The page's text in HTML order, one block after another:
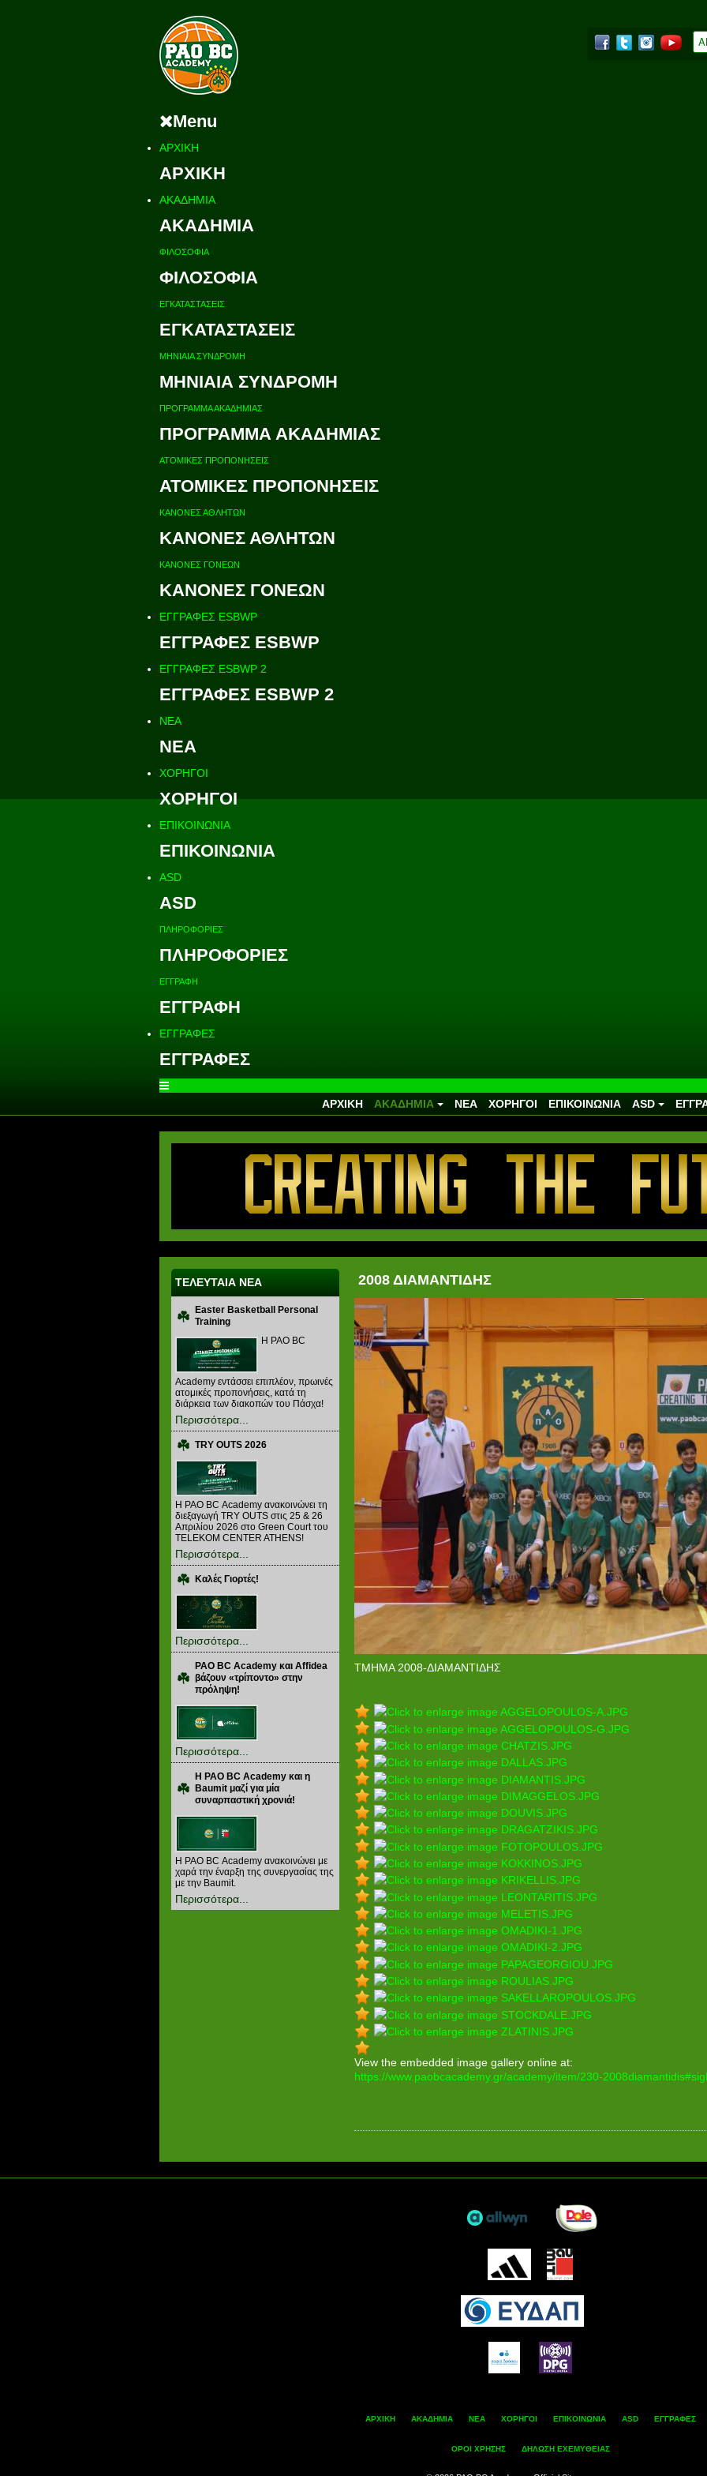
Menu
ΑΡΧΙΚΗ
ΑΡΧΙΚΗ
ΑΚΑΔΗΜΙΑ
ΑΚΑΔΗΜΙΑ
ΦΙΛΟΣΟΦΙΑ
ΦΙΛΟΣΟΦΙΑ
ΕΓΚΑΤΑΣΤΑΣΕΙΣ
ΕΓΚΑΤΑΣΤΑΣΕΙΣ
ΜΗΝΙΑΙΑ ΣΥΝΔΡΟΜΗ
ΜΗΝΙΑΙΑ ΣΥΝΔΡΟΜΗ
ΠΡΟΓΡΑΜΜΑ ΑΚΑΔΗΜΙΑΣ
ΠΡΟΓΡΑΜΜΑ ΑΚΑΔΗΜΙΑΣ
ΑΤΟΜΙΚΕΣ ΠΡΟΠΟΝΗΣΕΙΣ
ΑΤΟΜΙΚΕΣ ΠΡΟΠΟΝΗΣΕΙΣ
ΚΑΝΟΝΕΣ ΑΘΛΗΤΩΝ
ΚΑΝΟΝΕΣ ΑΘΛΗΤΩΝ
ΚΑΝΟΝΕΣ ΓΟΝΕΩΝ
ΚΑΝΟΝΕΣ ΓΟΝΕΩΝ
ΕΓΓΡΑΦΕΣ ESBWP
ΕΓΓΡΑΦΕΣ ESBWP
ΕΓΓΡΑΦΕΣ ESBWP 2
ΕΓΓΡΑΦΕΣ ESBWP 2
ΝΕΑ
ΝΕΑ
ΧΟΡΗΓΟΙ
ΧΟΡΗΓΟΙ
ΕΠΙΚΟΙΝΩΝΙΑ
ΕΠΙΚΟΙΝΩΝΙΑ
ASD
ASD
ΠΛΗΡΟΦΟΡΙΕΣ
ΠΛΗΡΟΦΟΡΙΕΣ
ΕΓΓΡΑΦΗ
ΕΓΓΡΑΦΗ
ΕΓΓΡΑΦΕΣ
ΕΓΓΡΑΦΕΣ
ΑΡΧΙΚΗ ΑΚΑΔΗΜΙΑ ΝΕΑ ΧΟΡΗΓΟΙ ΕΠΙΚΟΙΝΩΝΙΑ ASD
ΤΕΛΕΥΤΑΙΑ ΝΕΑ
Easter Basketball Personal
Training
Η PAO BC
Academy εντάσσει επιπλέον, πρωινές
ατομικές προπονήσεις, κατά τη
διάρκεια των διακοπών του Πάσχα!
Περισσότερα...
TRY OUTS 2026
H PAO BC Academy ανακοινώνει τη
διεξαγωγή TRY OUTS στις 25 & 26
Απριλίου 2026 στο Green Court του
TELEKOM CENTER ATHENS!
Περισσότερα...
Καλές Γιορτές!
Περισσότερα...
PAO BC Academy και Affidea
βάζουν «τρίποντο» στην
πρόληψη!
Περισσότερα...
Η PAO BC Academy και η
Baumit μαζί για μία
συναρπαστική χρονιά!
Η PAO BC Academy ανακοινώνει με
χαρά την έναρξη της συνεργασίας της
με την Baumit.
Περισσότερα...
2008 ΔΙΑΜΑΝΤΙΔΗΣ
ΤΜΗΜΑ 2008-ΔΙΑΜΑΝΤΙΔΗΣ
View the embedded image gallery online at:
https://www.paobcacademy.gr/academy/item/230-
ΑΡΧΙΚΗ ΑΚΑΔΗΜΙΑ ΝΕΑ ΧΟΡΗΓΟΙ ΕΠΙΚΟΙΝΩΝΙΑ ASD ΕΓΓΡΑΦΕΣ
ΟΡΟΙ ΧΡΗΣΗΣ ΔΗΛΩΣΗ ΕΧΕΜΥΘΕΙΑΣ